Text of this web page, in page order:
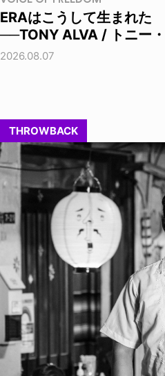
ERAはこうして生まれた
──TONY ALVA / トニー
2026.08.07
THROWBACK